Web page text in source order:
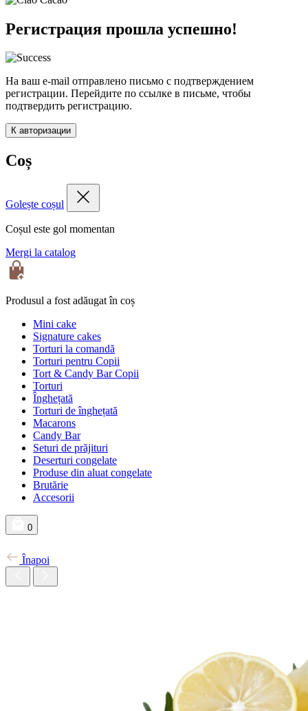
Регистрация прошла успешно!
На ваш e-mail отправлено письмо с подтверждением
регистрации. Перейдите по ссылке в письме, чтобы
подтвердить регистрацию.
К авторизации
Coș
Golește coșul
Coșul este gol momentan
Mergi la catalog
Produsul a fost adăugat în coș
Mini cake
Signature cakes
Torturi la comandă
Torturi pentru Copii
Tort & Candy Bar Copii
Torturi
Înghețată
Torturi de înghețată
Macarons
Candy Bar
Seturi de prăjituri
Deserturi congelate
Produse din aluat congelate
Brutărie
Accesorii
0
Înapoi